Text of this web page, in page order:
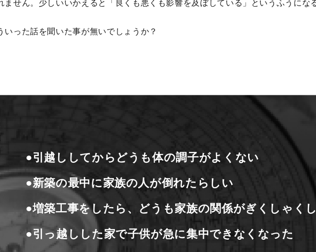
ません。少しいいかえると「良くも悪くも影響を及ぼしている」というふうにな
いった話を聞いた事が無いでしょうか？
●引越ししてからどうも体の調子がよくない
●新築の最中に家族の人が倒れたらしい
●増築工事をしたら、どうも家族の関係がぎくしゃく
●引っ越しした家で子供が急に集中できなくなった